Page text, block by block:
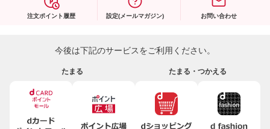
注文ポイント履歴 設定(メールマガジン) お問い合わせ
今後は下記のサービスをご利用ください。
たまる たまる・つかえる